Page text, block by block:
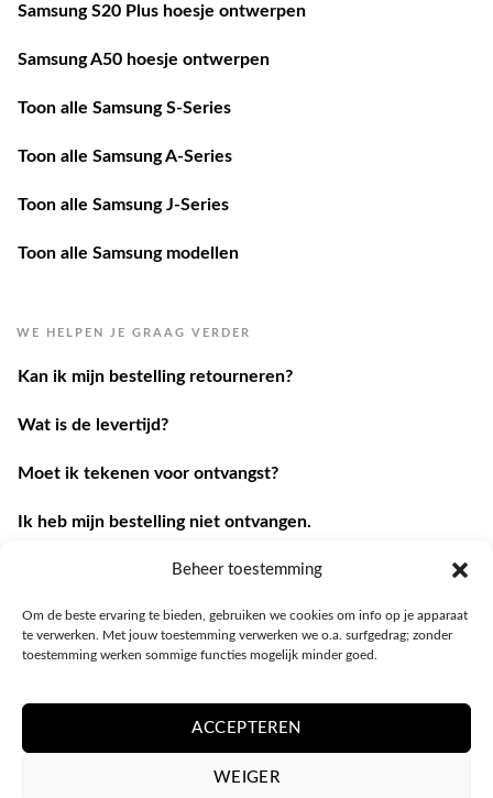
Beheer toestemming
Om de beste ervaring te bieden, gebruiken we cookies om info op je apparaat
te verwerken. Met jouw toestemming verwerken we o.a. surfgedrag; zonder
toestemming werken sommige functies mogelijk minder goed.
ACCEPTEREN
WEIGER
Samsung S20 Plus hoesje ontwerpen
Samsung A50 hoesje ontwerpen
Toon alle Samsung S-Series
Toon alle Samsung A-Series
Toon alle Samsung J-Series
Toon alle Samsung modellen
WE HELPEN JE GRAAG VERDER
Kan ik mijn bestelling retourneren?
Wat is de levertijd?
Moet ik tekenen voor ontvangst?
Ik heb mijn bestelling niet ontvangen.
Ik heb een andere vraag.
Contacteer ons